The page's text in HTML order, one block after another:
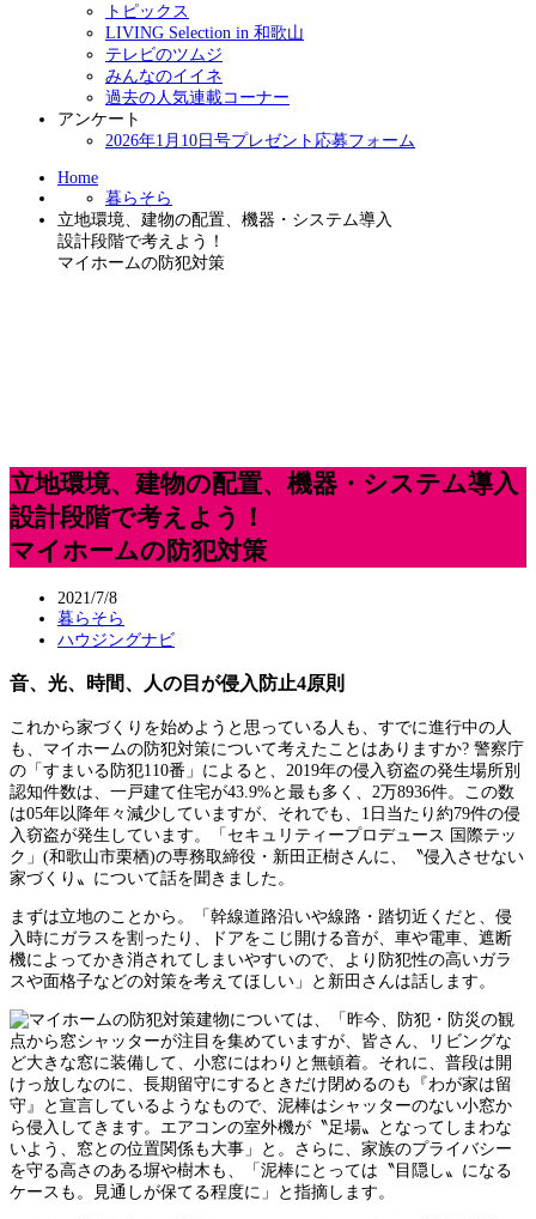
トピックス
LIVING Selection in 和歌山
テレビのツムジ
みんなのイイネ
過去の人気連載コーナー
アンケート
2026年1月10日号プレゼント応募フォーム
Home
暮らそら
立地環境、建物の配置、機器・システム導入
設計段階で考えよう！
マイホームの防犯対策
立地環境、建物の配置、機器・システム導入
設計段階で考えよう！
マイホームの防犯対策
2021/7/8
暮らそら
ハウジングナビ
音、光、時間、人の目が侵入防止4原則
これから家づくりを始めようと思っている人も、すでに進行中の人
も、マイホームの防犯対策について考えたことはありますか? 警察庁
の「すまいる防犯110番」によると、2019年の侵入窃盗の発生場所別
認知件数は、一戸建て住宅が43.9%と最も多く、2万8936件。この数
は05年以降年々減少していますが、それでも、1日当たり約79件の侵
入窃盗が発生しています。「セキュリティープロデュース 国際テッ
ク」(和歌山市栗栖)の専務取締役・新田正樹さんに、〝侵入させない
家づくり〟について話を聞きました。
まずは立地のことから。「幹線道路沿いや線路・踏切近くだと、侵
入時にガラスを割ったり、ドアをこじ開ける音が、車や電車、遮断
機によってかき消されてしまいやすいので、より防犯性の高いガラ
スや面格子などの対策を考えてほしい」と新田さんは話します。
建物については、「昨今、防犯・防災の観
点から窓シャッターが注目を集めていますが、皆さん、リビングな
ど大きな窓に装備して、小窓にはわりと無頓着。それに、普段は開
けっ放しなのに、長期留守にするときだけ閉めるのも『わが家は留
守』と宣言しているようなもので、泥棒はシャッターのない小窓か
ら侵入してきます。エアコンの室外機が〝足場〟となってしまわな
いよう、窓との位置関係も大事」と。さらに、家族のプライバシー
を守る高さのある塀や樹木も、「泥棒にとっては〝目隠し〟になる
ケースも。見通しが保てる程度に」と指摘します。